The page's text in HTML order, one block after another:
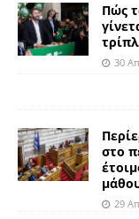
Πώς
30
στο
29